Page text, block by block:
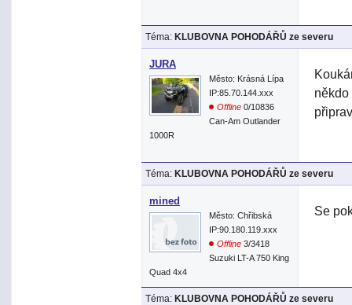
Téma: KLUBOVNA POHODÁŘŮ ze severu
JURA
Město: Krásná Lípa
IP:85.70.144.xxx
Offline 0/10836
Can-Am Outlander
1000R
Téma: KLUBOVNA POHODÁŘŮ ze severu
mined
Město: Chřibská
IP:90.180.119.xxx
Offline 3/3418
Suzuki LT-A 750 King
Quad 4x4
Se
Téma: KLUBOVNA POHODÁŘŮ ze severu